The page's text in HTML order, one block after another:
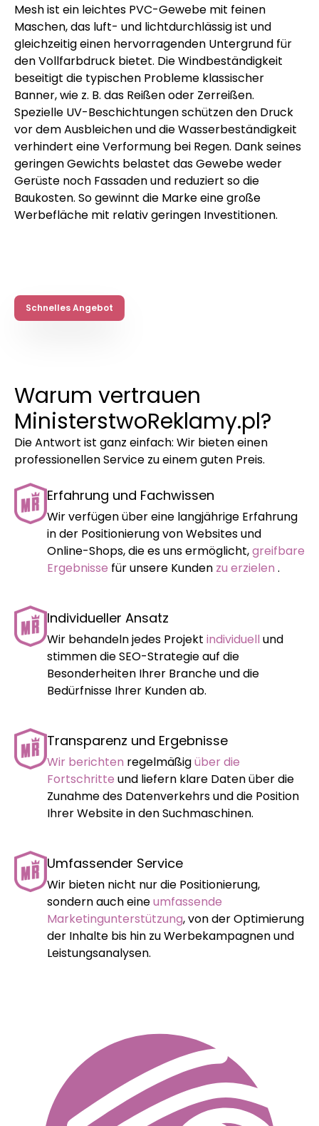
Mesh ist ein leichtes PVC-Gewebe mit feinen
Maschen, das luft- und lichtdurchlässig ist und
gleichzeitig einen hervorragenden Untergrund für
den Vollfarbdruck bietet. Die Windbeständigkeit
beseitigt die typischen Probleme klassischer
Banner, wie z. B. das Reißen oder Zerreißen.
Spezielle UV-Beschichtungen schützen den Druck
vor dem Ausbleichen und die Wasserbeständigkeit
verhindert eine Verformung bei Regen. Dank seines
geringen Gewichts belastet das Gewebe weder
Gerüste noch Fassaden und reduziert so die
Baukosten. So gewinnt die Marke eine große
Werbefläche mit relativ geringen Investitionen.
Schnelles Angebot
Warum vertrauen
MinisterstwoReklamy.pl?
Die Antwort ist ganz einfach: Wir bieten einen
professionellen Service zu einem guten Preis.
Erfahrung und Fachwissen
Wir verfügen über eine langjährige Erfahrung
in der Positionierung von Websites und
Online-Shops, die es uns ermöglicht,greifbare
Ergebnisse für unsere Kunden zu erzielen .
Individueller Ansatz
Wir behandeln jedes Projekt individuellund
stimmen die SEO-Strategie auf die
Besonderheiten Ihrer Branche und die
Bedürfnisse Ihrer Kunden ab.
Transparenz und Ergebnisse
Wir berichten regelmäßigüber die
Fortschritte und liefern klare Daten über die
Zunahme des Datenverkehrs und die Position
Ihrer Website in den Suchmaschinen.
Umfassender Service
Wir bieten nicht nur die Positionierung,
sondern auch eineumfassende
Marketingunterstützung, von der Optimierung
der Inhalte bis hin zu Werbekampagnen und
Leistungsanalysen.